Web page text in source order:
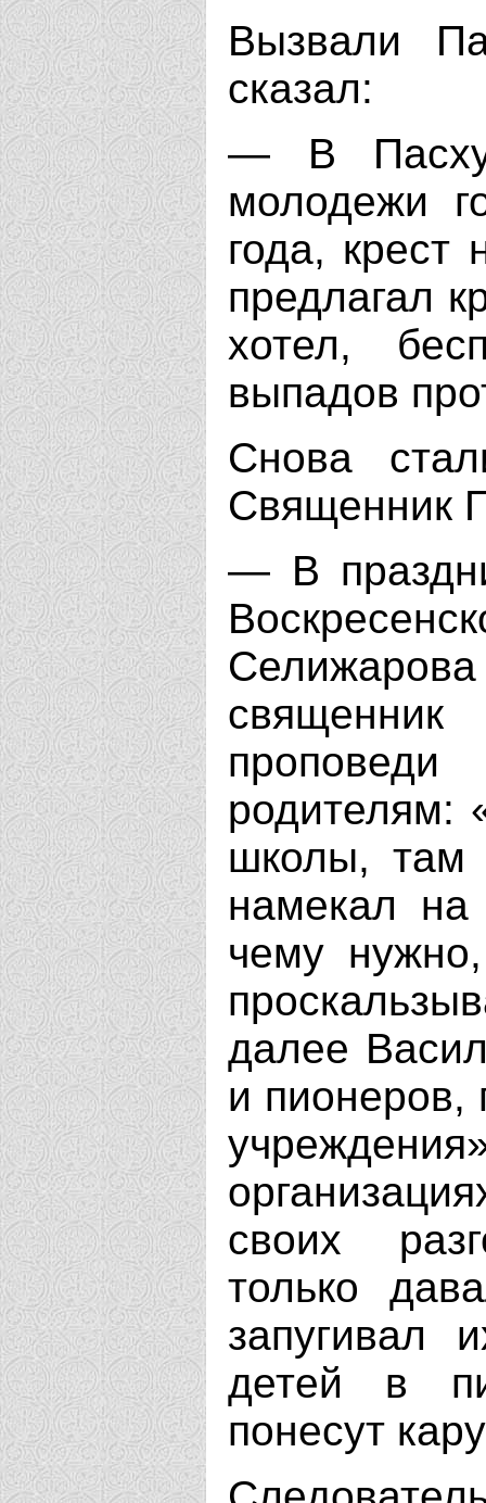
Вызвали
сказал:
— В
молодежи
года,
предлагал
хотел,
выпадов
Снова
Священник
— В
родителям:
школы, там
намекал
чему
далее
и пионеров,
своих
только
запугивал
детей в
понесут